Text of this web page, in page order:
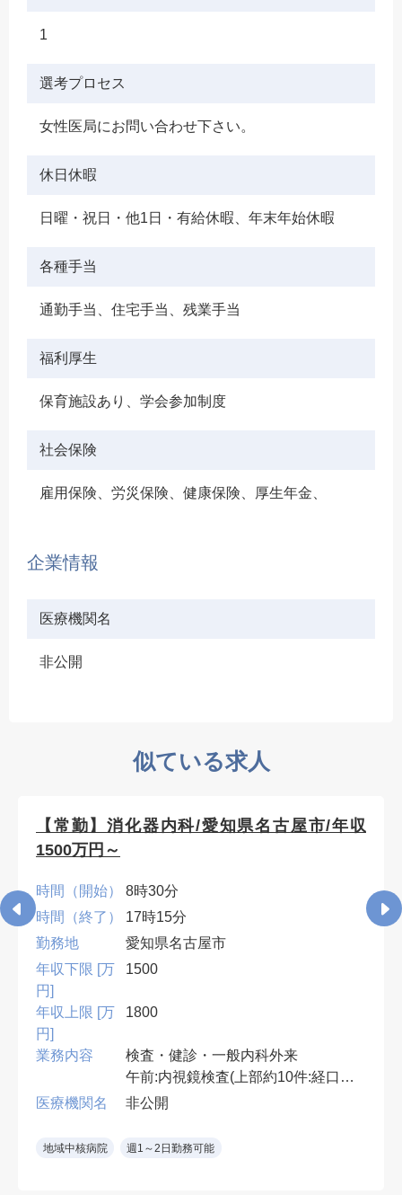
1
選考プロセス
女性医局にお問い合わせ下さい。
休日休暇
日曜・祝日・他1日・有給休暇、年末年始休暇
各種手当
通勤手当、住宅手当、残業手当
福利厚生
保育施設あり、学会参加制度
社会保険
雇用保険、労災保険、健康保険、厚生年金、
企業情報
医療機関名
非公開
似ている求人
【常勤】消化器内科/愛知県名古屋市/年収
1500万円～
時間（開始）
8時30分
時間（終了）
17時15分
勤務地
愛知県名古屋市
年収下限 [万
円]
1500
年収上限 [万
円]
1800
業務内容
検査・健診・一般内科外来
午前:内視鏡検査(上部約10件:経口・
経鼻)
透視読影,一般内科外来(1コマ),ワク
医療機関名 非公開
地域中核病院 週1～2日勤務可能